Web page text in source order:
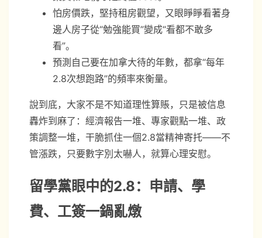
怕房價跌，堅持租房觀望，又眼睜睜看著身
邊人房子從“勉強能買”變成“看都不敢多
看”。
預測自己要在加拿大待的年數，都拿“每年
2.8次想跑路”的頻率來衡量。
說到底，大家不是不知道理性算賬，只是被信息
轟炸到麻了：經濟報告一堆、專家觀點一堆、政
策調整一堆，干脆抓住一個2.8當精神寄托——不
管漲跌，只要數字別太嚇人，就算心理安慰。
留學黨眼中的2.8：申請、學
費、工簽一鍋亂燉